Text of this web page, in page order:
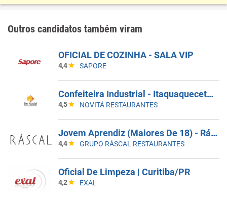
Outros candidatos também viram
OFICIAL DE COZINHA - SALA VIP
4,4 SAPORE
Confeiteira Industrial - Itaquaquecetuba/SP
4,5 NOVITÁ RESTAURANTES
Jovem Aprendiz (Maiores De 18) - Ráscal Shop. Villa Lobos
4,4 GRUPO RÁSCAL RESTAURANTES
Oficial De Limpeza | Curitiba/PR
4,2 EXAL